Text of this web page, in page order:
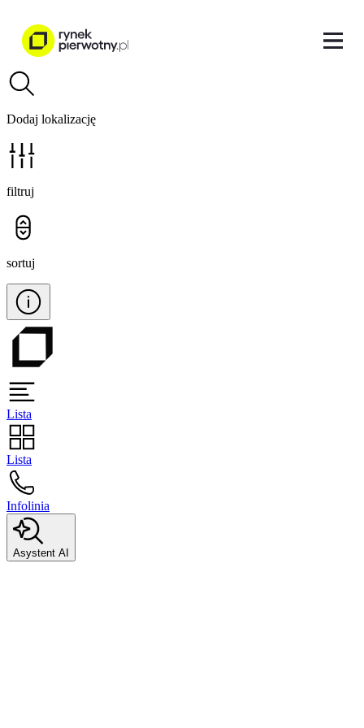
Dodaj lokalizację
filtruj
sortuj
Lista
Lista
Infolinia
Asystent AI